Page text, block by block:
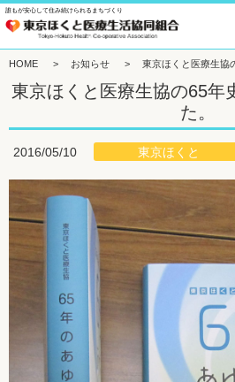
誰もが安心して住み続けられるまちづくり
HOME > お知らせ > 東京ほくと医療生協
東京ほくと医療生協の65年
た。
2016/05/10 東京ほくと